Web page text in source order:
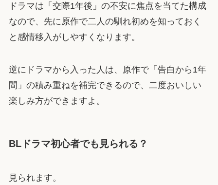
ドラマは「交際1年後」の不安に焦点を当てた構成
なので、先に原作で二人の馴れ初めを知っておく
と感情移入がしやすくなります。
逆にドラマから入った人は、原作で「告白から1年
間」の積み重ねを補完できるので、二度おいしい
楽しみ方ができますよ。
BLドラマ初心者でも見られる？
見られます。